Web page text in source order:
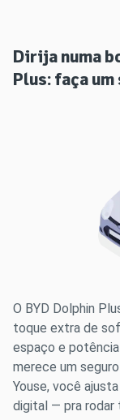
Dirija numa
Plus: faça
O BYD Dolphin
toque extra de
espaço e
merece um
Youse, você
digital — pra rodar